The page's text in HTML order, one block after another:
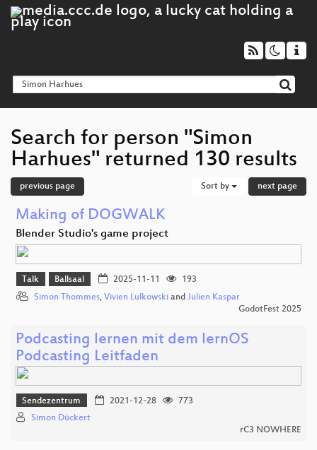
Search for person "Simon
Harhues" returned 130 results
previous page Sort by next page
Making of DOGWALK
Blender Studio's game project
Talk Ballsaal 2025-11-11
193
Simon Thommes, Vivien Lulkowski and Julien Kaspar
GodotFest 2025
Podcasting lernen mit dem lernOS
Podcasting Leitfaden
Sendezentrum 2021-12-28
773
Simon Dückert
rC3 NOWHERE